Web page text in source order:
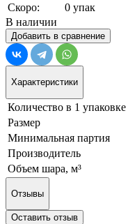
Скоро:
0 упак
В наличии
Добавить в сравнение
Характеристики
Количество в 1 упаковке
Размер
Минимальная партия
Производитель
Объем шара, м³
Отзывы
Оставить отзыв